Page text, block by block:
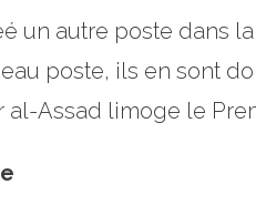
un autre poste dans
poste, ils en sont
al-Assad limoge le